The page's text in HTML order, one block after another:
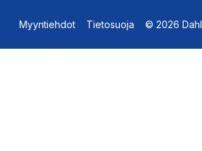
Myyntiehdot Tietosuoja © 2026 Dahl